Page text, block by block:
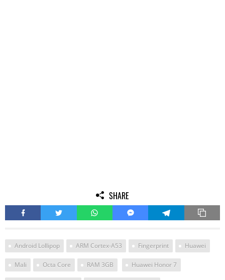
SHARE
Android Lollipop ARM Cortex-A53 Fingerprint Huawei
Mali Octa Core RAM 3GB Huawei Honor 7